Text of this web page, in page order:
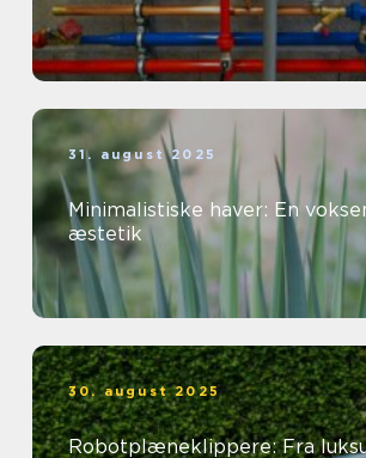
31. august 2025
Minimalistiske haver: En
æstetik
30. august 2025
Robotplæneklippere: Fra